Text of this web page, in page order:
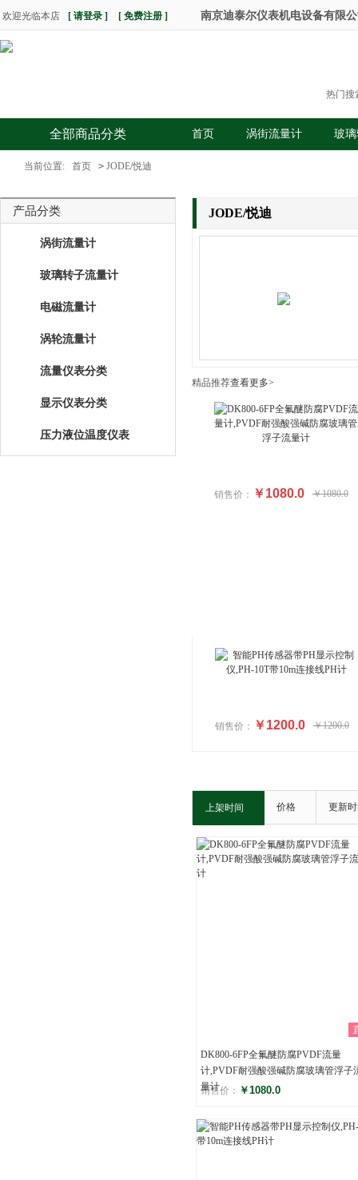
欢迎光临本店 [ 请登录 ] [ 免费注册 ] 南京迪泰尔仪表机电设备有限
热门搜
全部商品分类 首页 涡街流量计 玻
当前位置: 首页 > JODE/悦迪
产品分类
涡街流量计
玻璃转子流量计
电磁流量计
涡轮流量计
流量仪表分类
显示仪表分类
压力液位温度仪表
JODE/悦迪
精品推荐查看更多>
销售价： ￥1080.0 ￥1080.0
销售价： ￥1200.0 ￥1200.0
上架时间 价格 更新
DK800-6FP全氟醚防腐PVDF流量
计,PVDF耐强酸强碱防腐玻璃管浮子
量计
销售价： ￥1080.0
评分
()